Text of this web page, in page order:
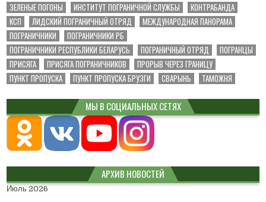
ЗЕЛЕНЫЕ ПОГОНЫ
ИНСТИТУТ ПОГРАНИЧНОЙ СЛУЖБЫ
КОНТРАБАНДА
КСП
ЛИДСКИЙ ПОГРАНИЧНЫЙ ОТРЯД
МЕЖДУНАРОДНАЯ ПАНОРАМА
ПОГРАНИЧНИКИ
ПОГРАНИЧНИКИ РБ
ПОГРАНИЧНИКИ РЕСПУБЛИКИ БЕЛАРУСЬ
ПОГРАНИЧНЫЙ ОТРЯД
ПОГРАНЦЫ
ПРИСЯГА
ПРИСЯГА ПОГРАНИЧНИКОВ
ПРОРЫВ ЧЕРЕЗ ГРАНИЦУ
ПУНКТ ПРОПУСКА
ПУНКТ ПРОПУСКА БРУЗГИ СВАРЫНЬ ТАМОЖНЯ
МЫ В СОЦИАЛЬНЫХ СЕТЯХ
АРХИВ НОВОСТЕЙ
Июль 2026